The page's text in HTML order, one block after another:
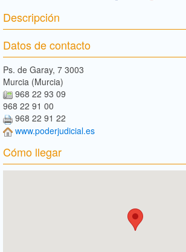
Descripción
Datos de contacto
Ps. de Garay, 7 3003
Murcia (Murcia)
968 22 93 09
968 22 91 00
968 22 91 22
www.poderjudicial.es
Cómo llegar